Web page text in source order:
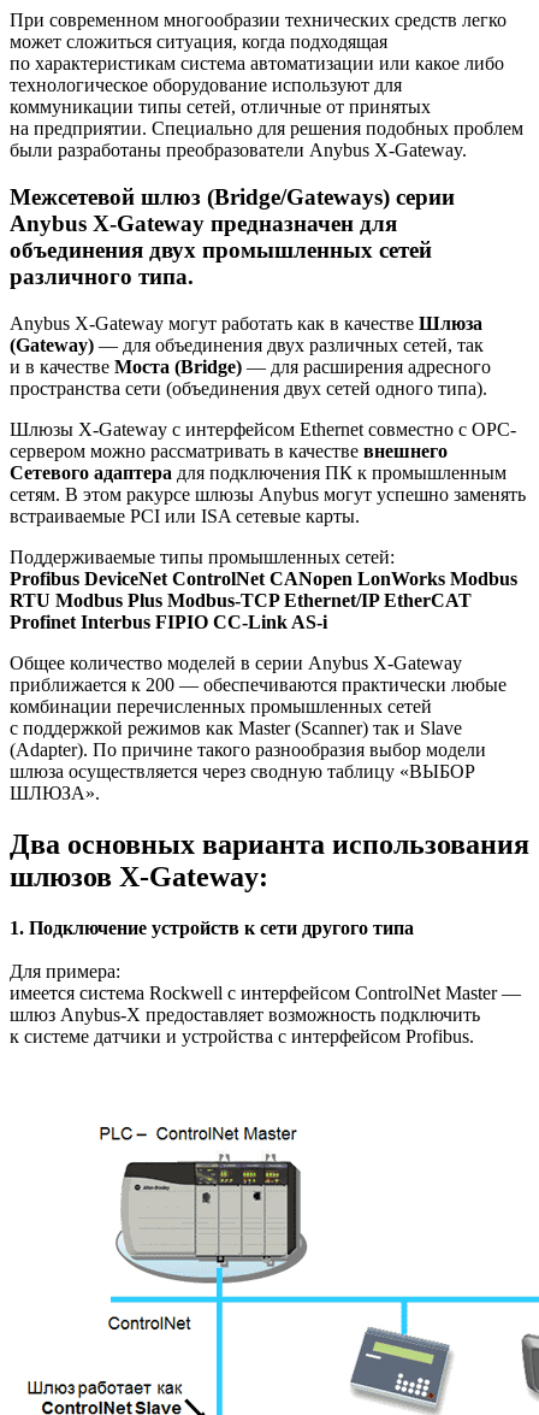
При современном многообразии технических средств легко
может сложиться ситуация, когда подходящая
по характеристикам система автоматизации или какое либо
технологическое оборудование используют для
коммуникации типы сетей, отличные от принятых
на предприятии. Специально для решения подобных проблем
были разработаны преобразователи Anybus X-Gateway.
Межсетевой шлюз (Bridge/Gateways) серии
Anybus X-Gateway предназначен для
объединения двух промышленных сетей
различного типа.
Anybus X-Gateway могут работать как в качестве Шлюза
(Gateway) — для объединения двух различных сетей, так
и в качестве Моста (Bridge) — для расширения адресного
пространства сети (объединения двух сетей одного типа).
Шлюзы X-Gateway с интерфейсом Ethernet совместно с ОРС-
сервером можно рассматривать в качестве внешнего
Cетевого адаптера для подключения ПК к промышленным
сетям. В этом ракурсе шлюзы Anybus могут успешно заменять
встраиваемые PCI или ISA сетевые карты.
Поддерживаемые типы промышленных сетей:
Profibus DeviceNet ControlNet CANopen LonWorks Modbus
RTU Modbus Plus Modbus-TCP Ethernet/IP EtherCAT
Profinet Interbus FIPIO CC-Link AS-i
Общее количество моделей в серии Anybus X-Gateway
приближается к 200 — обеспечиваются практически любые
комбинации перечисленных промышленных сетей
с поддержкой режимов как Master (Scanner) так и Slave
(Adapter). По причине такого разнообразия выбор модели
шлюза осуществляется через сводную таблицу «ВЫБОР
ШЛЮЗА».
Два основных варианта использования
шлюзов X-Gateway:
1. Подключение устройств к сети другого типа
Для примера:
имеется система Rockwell с интерфейсом ControlNet Master —
шлюз Anybus-X предоставляет возможность подключить
к системе датчики и устройства с интерфейсом Profibus.